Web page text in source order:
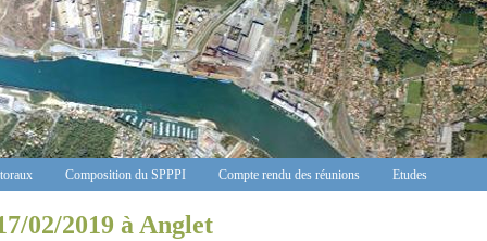
Composition du SPPPI Compte rendu des réunions Etudes
02/2019 à Anglet